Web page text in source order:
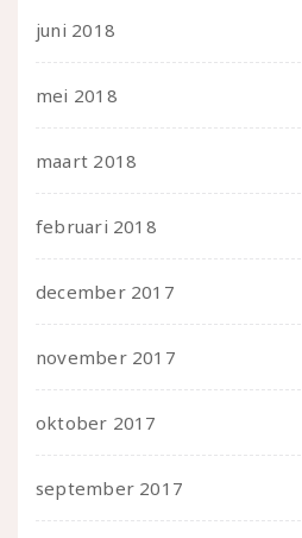
juni 2018
mei 2018
maart 2018
februari 2018
december 2017
november 2017
oktober 2017
september 2017